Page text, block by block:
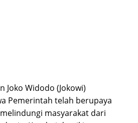
Joko Widodo (Jokowi)
Pemerintah telah berupaya
masyarakat dari